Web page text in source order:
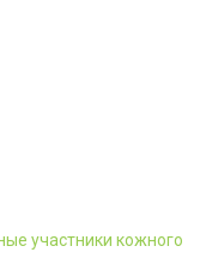
участники кожного